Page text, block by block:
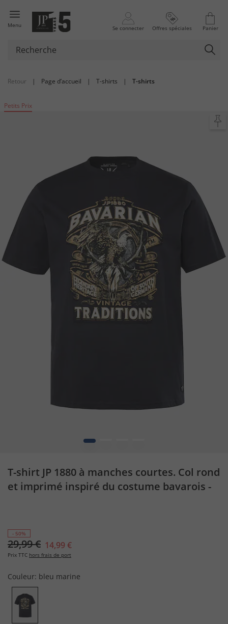
Menu Se connecter Offres spéciales Panier
Retour | Page d’accueil | T-shirts | T-shirts
Petits Prix
1
T-shirt JP 1880 à manches courtes. Col rond
et imprimé inspiré du costume bavarois -
- 50%
29,99 € 14,99 €
Prix TTC hors frais de port
Couleur: bleu marine